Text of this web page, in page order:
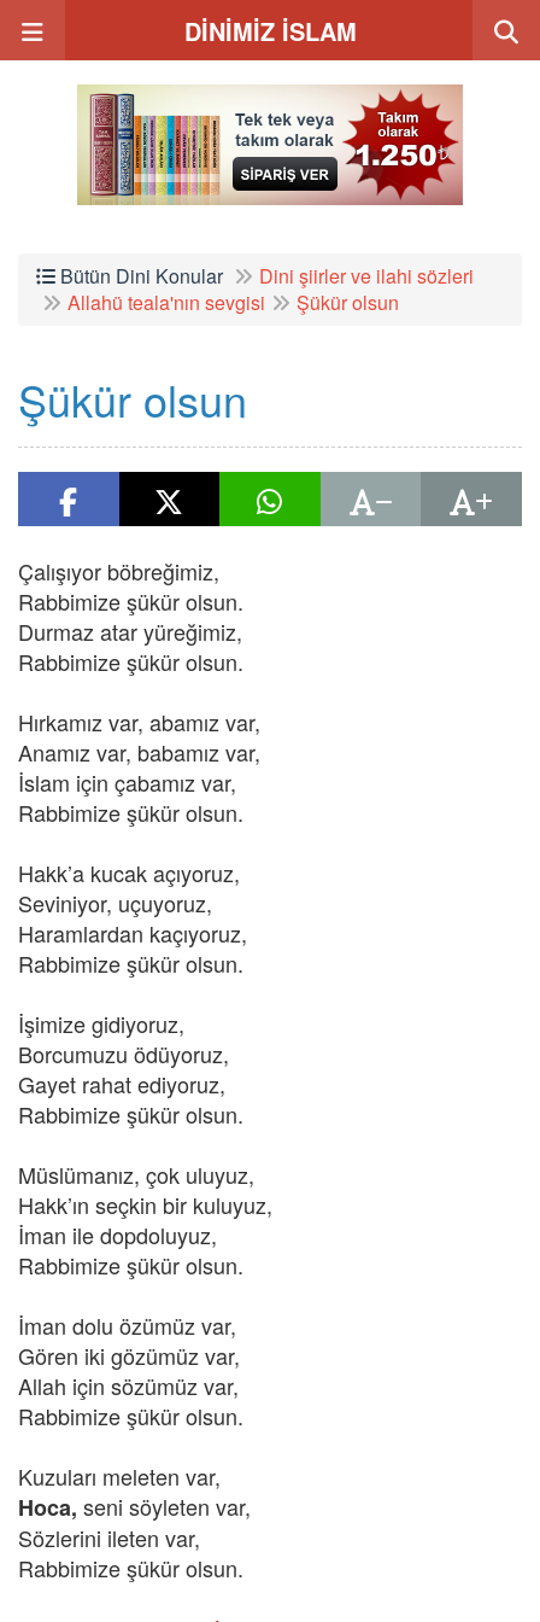
DİNİMİZ İSLAM
Bütün Dini Konular
Dini şiirler ve ilahi sözleri
Allahü teala'nın sevgisi
Şükür olsun
Şükür olsun
Çalışıyor böbreğimiz,
Rabbimize şükür olsun.
Durmaz atar yüreğimiz,
Rabbimize şükür olsun.
Hırkamız var, abamız var,
Anamız var, babamız var,
İslam için çabamız var,
Rabbimize şükür olsun.
Hakk’a kucak açıyoruz,
Seviniyor, uçuyoruz,
Haramlardan kaçıyoruz,
Rabbimize şükür olsun.
İşimize gidiyoruz,
Borcumuzu ödüyoruz,
Gayet rahat ediyoruz,
Rabbimize şükür olsun.
Müslümanız, çok uluyuz,
Hakk’ın seçkin bir kuluyuz,
İman ile dopdoluyuz,
Rabbimize şükür olsun.
İman dolu özümüz var,
Gören iki gözümüz var,
Allah için sözümüz var,
Rabbimize şükür olsun.
Kuzuları meleten var,
Hoca, seni söyleten var,
Sözlerini ileten var,
Rabbimize şükür olsun.